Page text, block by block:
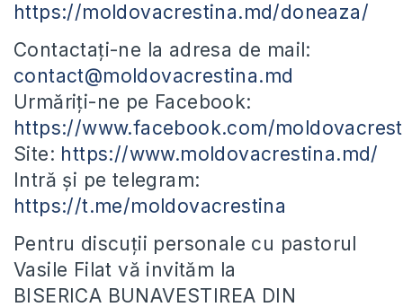
https://moldovacrestina.md/doneaza/
Contactați-ne la adresa de mail:
contact@moldovacrestina.md
Urmăriți-ne pe Facebook:
https://www.facebook.com/
Site: https://www.moldovacrestina.md/
Intră și pe telegram:
https://t.me/moldovacrestina
Pentru discuții personale cu pastorul
Vasile Filat vă invităm la
BISERICA BUNAVESTIREA DIN